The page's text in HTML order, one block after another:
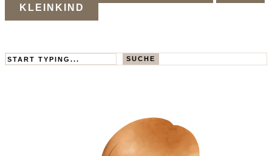
KLEINKIND
Search SUCHE